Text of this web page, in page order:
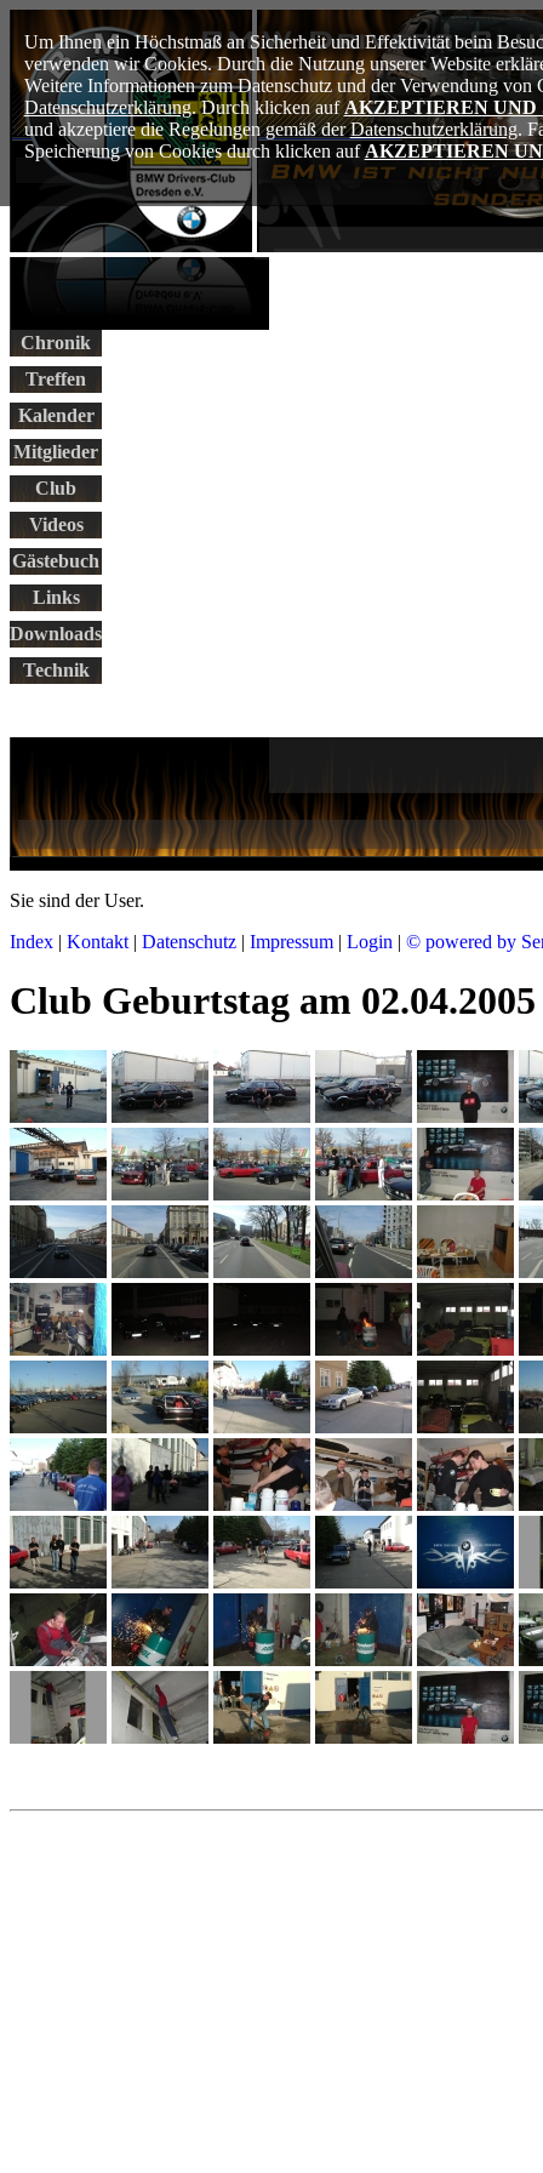
Um Ihnen ein Höchstmaß an Sicherheit und Effektivität beim
verwenden wir Cookies. Durch die Nutzung unserer Website
Weitere Informationen zum Datenschutz und der Verwendung von
Datenschutzerklärung. Durch klicken aufAKZEPTIEREN UND
und akzeptiere die Regelungen gemäß derDatenschutzerklärung.
Speicherung von Cookies durch klicken auf AKZEPTIEREN
Chronik
Treffen
Kalender
Mitglieder
Club
Videos
Gästebuch
Links
Downloads
Technik
Sie sind derUser.
Index | Kontakt | Datenschutz | Impressum | Login | © powered by
Club Geburtstag am